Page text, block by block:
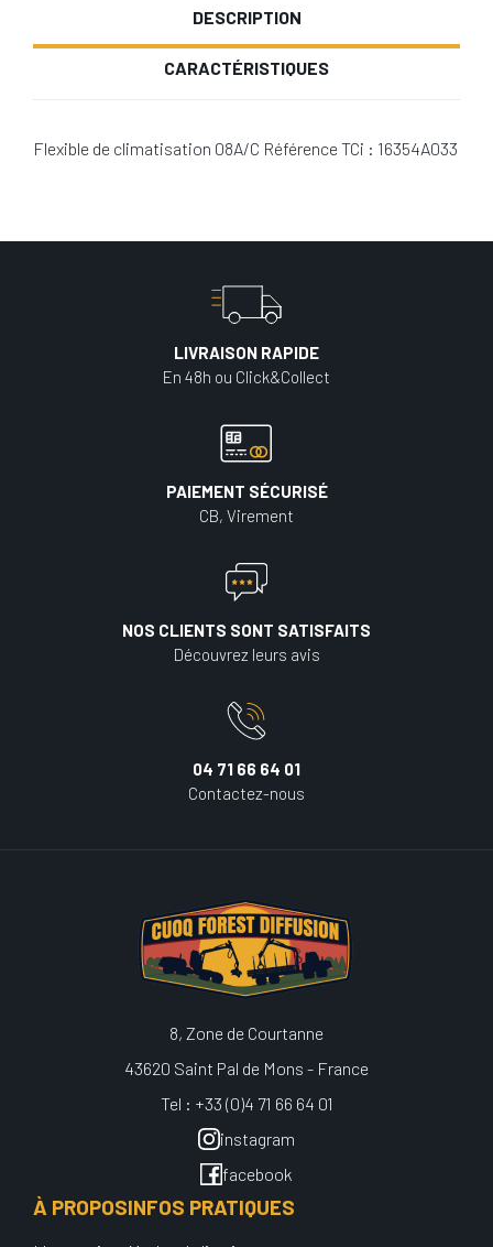
DESCRIPTION
CARACTÉRISTIQUES
Flexible de climatisation 08A/C Référence TCi : 16354A033
LIVRAISON RAPIDE
En 48h ou Click&Collect
PAIEMENT SÉCURISÉ
CB, Virement
NOS CLIENTS SONT SATISFAITS
Découvrez leurs avis
04 71 66 64 01
Contactez-nous
8, Zone de Courtanne
43620 Saint Pal de Mons - France
Tel : +33 (0)4 71 66 64 01
instagram
facebook
À PROPOSINFOS PRATIQUES